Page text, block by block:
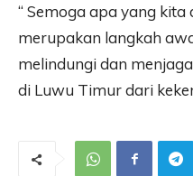
“ Semoga apa yang
merupakan langkah
melindungi dan
di Luwu Timur dari